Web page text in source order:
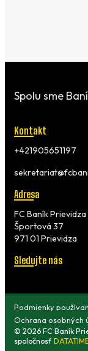
Spolu sme
Kontakt
+421905651197
Adresa
FC Baník Prievidza
Športová 37
971 01 Prievidza
Sledujte nás
© 2026 FC Baník
spoločnosť
Podmienky
Ochrana osobných